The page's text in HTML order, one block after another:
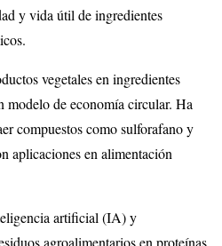
y vida útil de ingredientes
vegetales en ingredientes
modelo de economía circular. Ha
compuestos como sulforafano y
aplicaciones en alimentación
artificial (IA) y
agroalimentarios en proteínas